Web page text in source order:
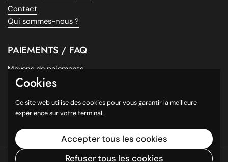
Contact
Qui sommes-nous ?
PAIEMENTS / FAQ
Moyens de paiements
Payez en plusieurs fois !
Facebook
Instagram
Cookies
Ce site web utilise des cookies pour vous garantir la meilleure
expérience sur votre terminal.
Accepter tous les cookies
Refuser tous les cookies